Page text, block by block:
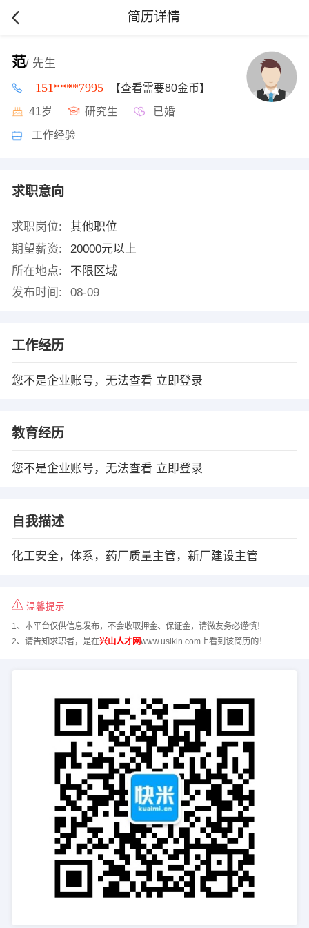
简历详情
范/ 先生
151****7995 【查看需要80金币】
41岁 研究生 已婚
工作经验
求职意向
求职岗位:
其他职位
期望薪资:
20000元以上
所在地点:
不限区域
发布时间:
08-09
工作经历
您不是企业账号，无法查看 立即登录
教育经历
您不是企业账号，无法查看 立即登录
自我描述
化工安全，体系，药厂质量主管，新厂建设主管
温馨提示
1、本平台仅供信息发布，不会收取押金、保证金，请微友务必谨慎！
2、请告知求职者，是在兴山人才网www.usikin.com上看到该简历的！